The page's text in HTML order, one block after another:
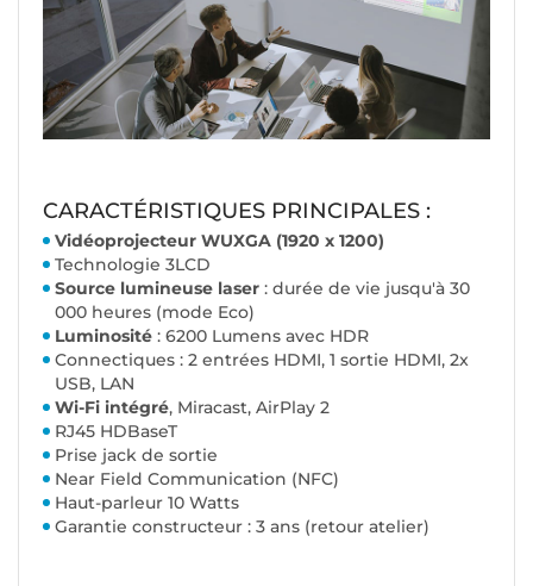
CARACTÉRISTIQUES PRINCIPALES :
Vidéoprojecteur WUXGA (1920 x 1200)
Technologie 3LCD
Source lumineuse laser : durée de vie jusqu'à 30
000 heures (mode Eco)
Luminosité : 6200 Lumens avec HDR
Connectiques : 2 entrées HDMI, 1 sortie HDMI, 2x
USB, LAN
Wi-Fi intégré, Miracast, AirPlay 2
RJ45 HDBaseT
Prise jack de sortie
Near Field Communication (NFC)
Haut-parleur 10 Watts
Garantie constructeur : 3 ans (retour atelier)